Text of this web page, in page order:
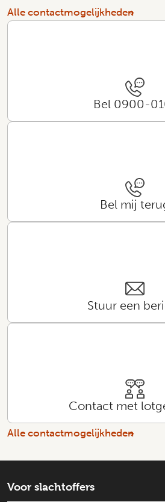
Alle contactmogelijkheden
Bel 0900-
Bel mij
Stuur een
Contact met
Alle contactmogelijkheden
Voor slachtoffers